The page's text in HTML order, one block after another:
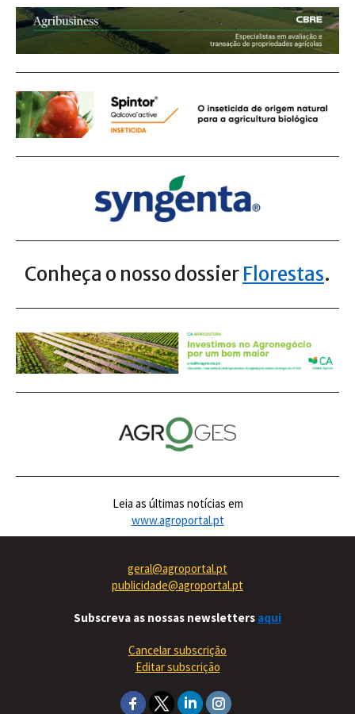
Conheça o nosso dossierFlorestas.
Leia as últimas notícias em
www.agroportal.pt
geral@agroportal.pt
publicidade@agroportal.pt
Subscreva as nossas newsletters aqui
Cancelar subscrição
Editar subscrição